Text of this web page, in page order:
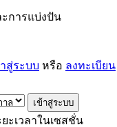
สู่ระบบ หรือ ลงทะเบียน
ะเวลาในเซสชั่น